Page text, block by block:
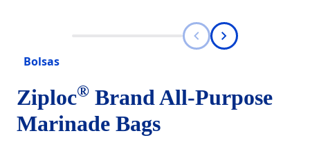
Bolsas
Ziploc® Brand All-Purpose
Marinade Bags